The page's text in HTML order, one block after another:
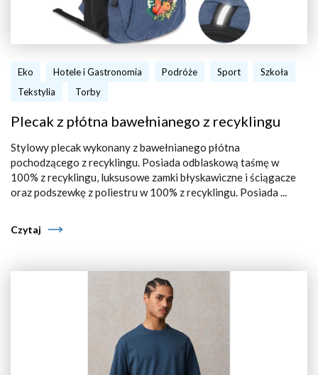
Eko Hotele i Gastronomia Podróże Sport
Szkoła
Tekstylia
Torby
Plecak z płótna bawełnianego z recyklingu
Stylowy plecak wykonany z bawełnianego płótna
pochodzącego z recyklingu. Posiada odblaskową taśmę w
100% z recyklingu, luksusowe zamki błyskawiczne i ściągacze
oraz podszewkę z poliestru w 100% z recyklingu. Posiada ...
Czytaj